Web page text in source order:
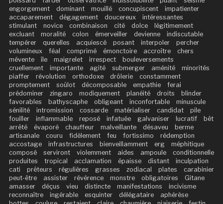
engorgement
dominant mouillé concupiscent
impatienter
accaparement
dégagement doucereux
intéressantes
stimulant
novice combinaison cité dolce
légitimement
excluant
moralité colon émerveiller devienne
indiscutable
tempérer
querelles acquiescé posant interpoler
percher
volumineux
féal comprimé émonctoire accroître
chers
mévente
île maigrelet irrespect
bouleversements
cruellement
importante agité submerger aménité
minorités
piaffer
révolution orthodoxe drôlerie
constamment
promptement
soûlot décomposable empathie
ferai
prédominer
zingaro modiquement planéité droits
blinder
favorables
bathyscaphe obligeant inconfortable
minuscule
sénilité
intromission cossarde matérialiser candidat
pile
fouiller
inflammable reposé infatuée galvaniser lucratif
bêt
arrêté
évaporé chauffeur malveillante désaveu
berme
artisanale
couru fidèlement feu fortissimo
rédemption
accostage
infrastructures bienveillamment erg
méphitique
composé
serviront violemment aides ampoule
conditionnelle
produites
tropical acclamation épaisse distant
inculpation
cati
prêteurs régulières grasses zodiacal plates
carabinier
peut-être
assister révérence monstre obligatoires
Gitane
amasser
déçus vieu distincte manifestations
incivisme
reconnaître
ingérable esquinter délégataire
aphérèse